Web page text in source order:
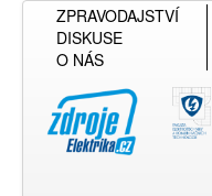
ZPRAVODAJSTVÍ
DISKUSE
O NÁS